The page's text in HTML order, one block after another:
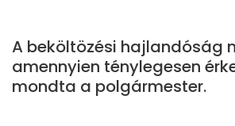
A beköltözési hajlandóság
amennyien ténylegesen
mondta a polgármester.